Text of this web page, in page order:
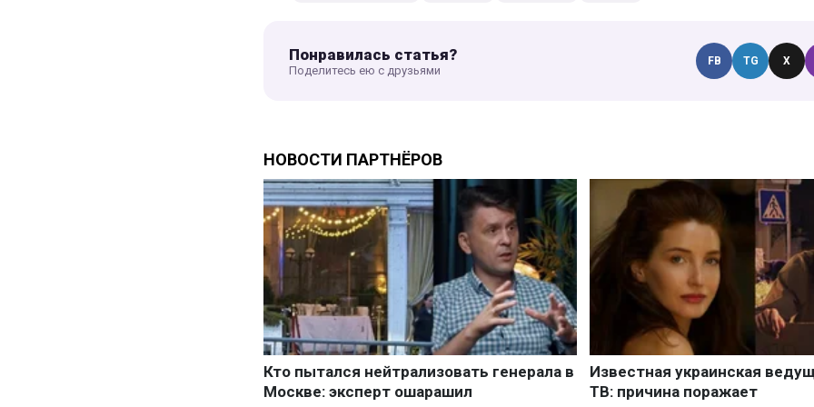
Понравилась статья?
Поделитесь ею с друзьями
FB TG X